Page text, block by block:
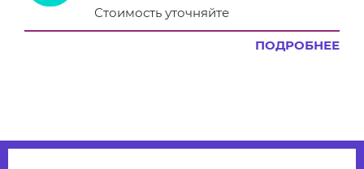
Стоимость уточняйте
ПОДРОБНЕЕ